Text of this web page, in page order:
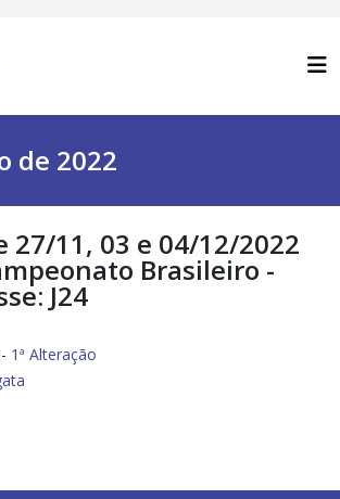
de 2022
27/11, 03 e 04/12/2022
Brasileiro -
J24
1ª Alteração